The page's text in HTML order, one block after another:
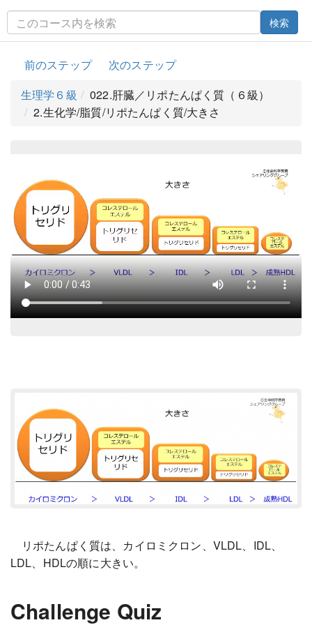
検索
前のステップ
次のステップ
生理学６級
022.肝臓／リポたんぱく質（６級）
2.生化学/脂質/リポたんぱく質/大きさ
リポたんぱく質は、カイロミクロン、VLDL、IDL、
LDL、HDLの順に大きい。
Challenge Quiz